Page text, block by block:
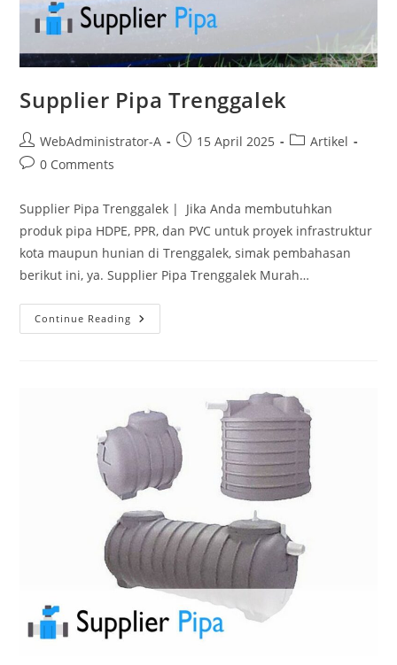
Supplier Pipa Trenggalek
WebAdministrator-A 15 April 2025
Artikel
0 Comments
Supplier Pipa Trenggalek | Jika Anda membutuhkan
produk pipa HDPE, PPR, dan PVC untuk proyek infrastruktur
kota maupun hunian di Trenggalek, simak pembahasan
berikut ini, ya. Supplier Pipa Trenggalek Murah…
Continue Reading